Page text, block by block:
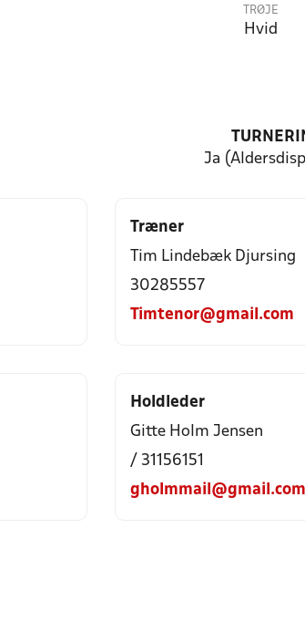
TRØJE
Hvid
Ja
Træner
Tim Lindebæk Djursing
30285557
Timtenor@gmail.com
Holdleder
Gitte Holm Jensen
/ 31156151
gholmmail@gmail.com